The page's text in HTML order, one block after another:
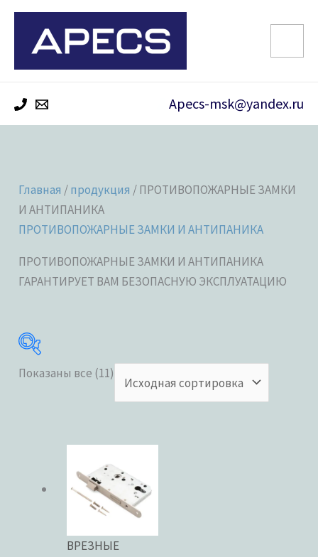
Перейти
содержимому
Apecs-msk@yandex.ru
Главная /продукция / ПРОТИВОПОЖАРНЫЕ ЗАМКИ
И АНТИПАНИКА
ПРОТИВОПОЖАРНЫЕ ЗАМКИ И АНТИПАНИКА
ПРОТИВОПОЖАРНЫЕ ЗАМКИ И АНТИПАНИКА
ГАРАНТИРУЕТ ВАМ БЕЗОПАСНУЮ ЭКСПЛУАТАЦИЮ
Категории товаров
Показаны все (11)
ВРЕЗНЫЕ